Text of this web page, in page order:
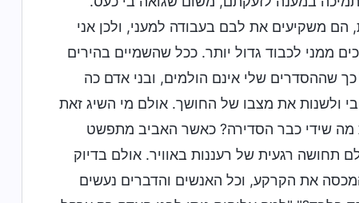
הם משקיעים את לבם בעבודה למעני, ולכן אני
ממני לכבוד גדול יותר. ככל שהשמיים בהירים
שההסדרים שלי אינם הולמים, ובני אדם כה
ולשנות את מצבו של החושך. אולם מי השיג זאת
מה שידי כבר הסדירה? כאשר האביב מתפשט
רגעית של רעננות באוויר. אולם בדיוק
את הקרקע, וכל האנשים והדברים נעשים